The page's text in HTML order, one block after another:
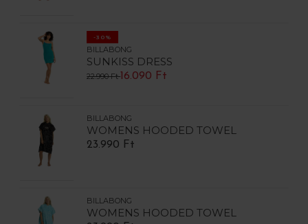
-30%
BILLABONG
SUNKISS DRESS
22.990 Ft 16.090 Ft
BILLABONG
WOMENS HOODED TOWEL
23.990 Ft
BILLABONG
WOMENS HOODED TOWEL